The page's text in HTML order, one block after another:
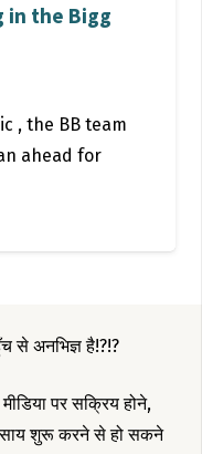
in the Bigg
, the BB team
ahead for
से अनभिज्ञ है!?!?
पर सक्रिय होने,
शुरू करने से हो सकने